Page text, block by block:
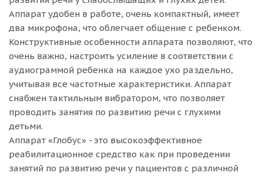
Аппарат удобен в работе, очень компактный, имеет
два микрофона, что облегчает общение с ребенком.
Конструктивные особенности аппарата позволяют, что
очень важно, настроить усиление в соответствии с
аудиограммой ребенка на каждое ухо раздельно,
учитывая все частотные характеристики. Аппарат
снабжен тактильным вибратором, что позволяет
проводить занятия по развитию речи с глухими
детьми.
Аппарат «Глобус» - это высокоэффективное
реабилитационное средство как при проведении
занятий по развитию речи у пациентов с различной